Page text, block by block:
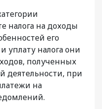
налога на доходы
его
уплату налога они
полученных
деятельности, при
на